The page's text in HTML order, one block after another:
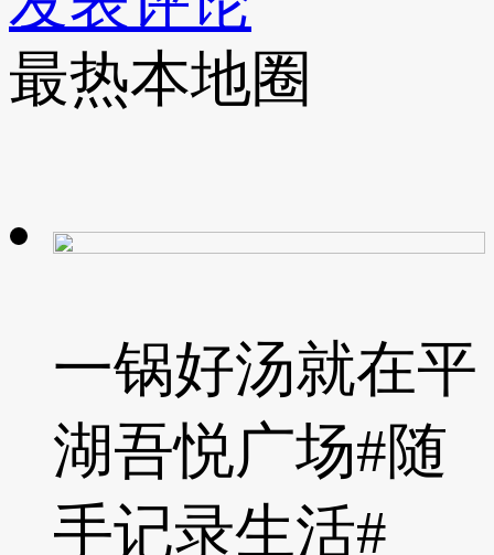
最热本地圈
一锅好汤就在平
湖吾悦广场#随
手记录生活#